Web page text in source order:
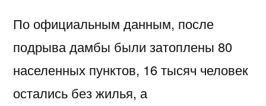
По официальным данным, после
подрыва дамбы были затоплены 80
населенных пунктов, 16 тысяч человек
остались без жилья, а